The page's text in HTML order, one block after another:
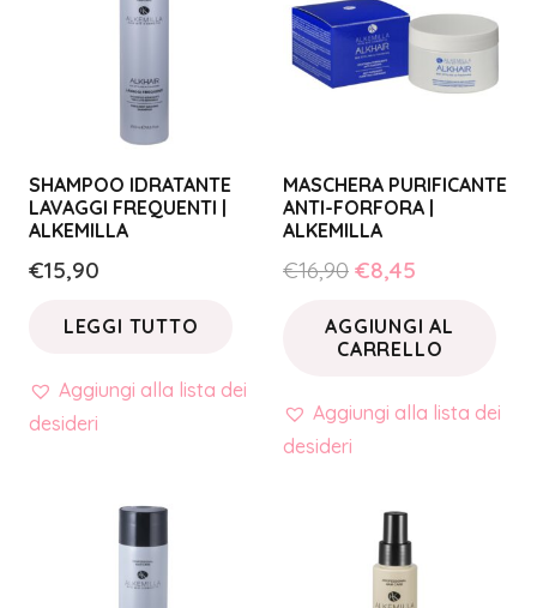
SHAMPOO IDRATANTE
LAVAGGI FREQUENTI |
ALKEMILLA
€15,90
LEGGI TUTTO
Aggiungi alla lista dei
desideri
MASCHERA PURIFICANTE
ANTI-FORFORA |
ALKEMILLA
€16,90 Il
originale
era:
€8,45
attuale
è:
AGGIUNGI AL
CARRELLO
Aggiungi alla lista dei
desideri